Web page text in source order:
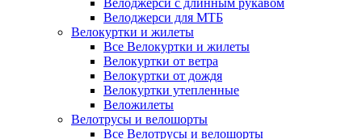
Велоджерси с длинным рукавом
Велоджерси для МТБ
Велокуртки и жилеты
Все Велокуртки и жилеты
Велокуртки от ветра
Велокуртки от дождя
Велокуртки утепленные
Веложилеты
Велотрусы и велошорты
Все Велотрусы и велошорты